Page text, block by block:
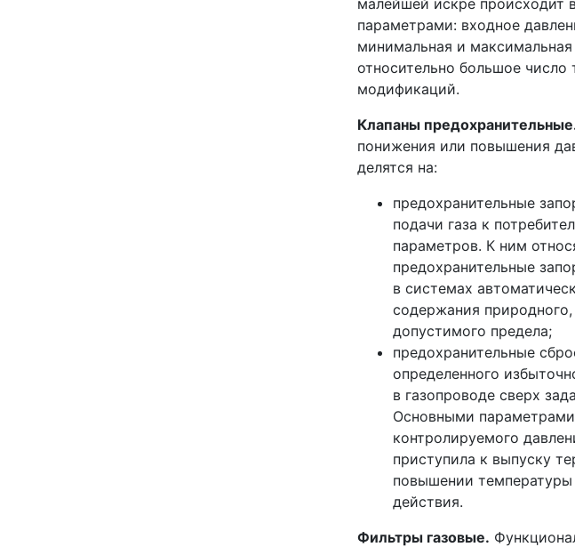
малейшей искре происходит
параметрами: входное
минимальная и
относительно большое
модификаций.
Клапаны
понижения или повышения
делятся на:
предохранительные
подачи газа к
параметров. К ним
предохранительные
в системах
содержания
допустимого предела;
предохранительные
определенного
в газопроводе сверх
Основными
контролируемого
приступила к выпуску
повышении температуры
действия.
Фильтры газовые.